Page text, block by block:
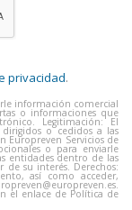
privacidad.
información comercial
o informaciones que
Legitimación: El
o cedidos a las
Europreven Servicios de
o para enviarle
entidades dentro de las
de su interés. Derechos:
así como acceder,
.
el enlace de Política de